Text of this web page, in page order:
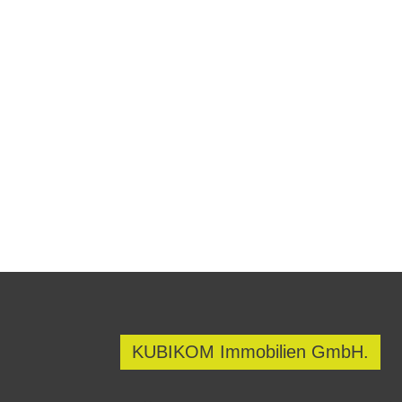
KUBIKOM Immobilien GmbH.